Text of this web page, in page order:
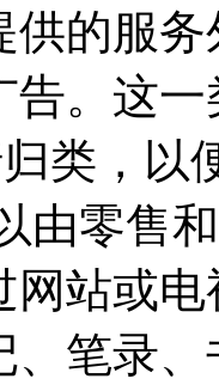
供的服
告。这
类，以
由零售
网站或
、笔录